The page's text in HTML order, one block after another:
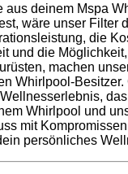
aus deinem Mspa
wäre unser Filter
die
und die
machen
Whirlpool-Besitzer.
Whirlpool und
mit
persönliches